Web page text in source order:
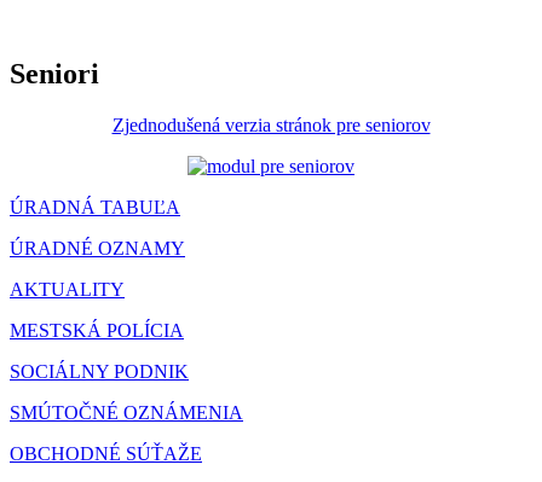
Seniori
Zjednodušená verzia stránok pre seniorov
ÚRADNÁ TABUĽA
ÚRADNÉ OZNAMY
AKTUALITY
MESTSKÁ POLÍCIA
SOCIÁLNY PODNIK
SMÚTOČNÉ OZNÁMENIA
OBCHODNÉ SÚŤAŽE